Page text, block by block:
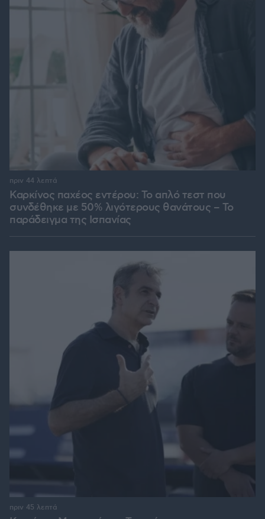
Καρκίνος παχέος εντέρου: Το απλό τεστ που
συνδέθηκε με 50% λιγότερους θανάτους – Το
παράδειγμα της Ισπανίας
πριν 44 λεπτά
πριν 45 λεπτά